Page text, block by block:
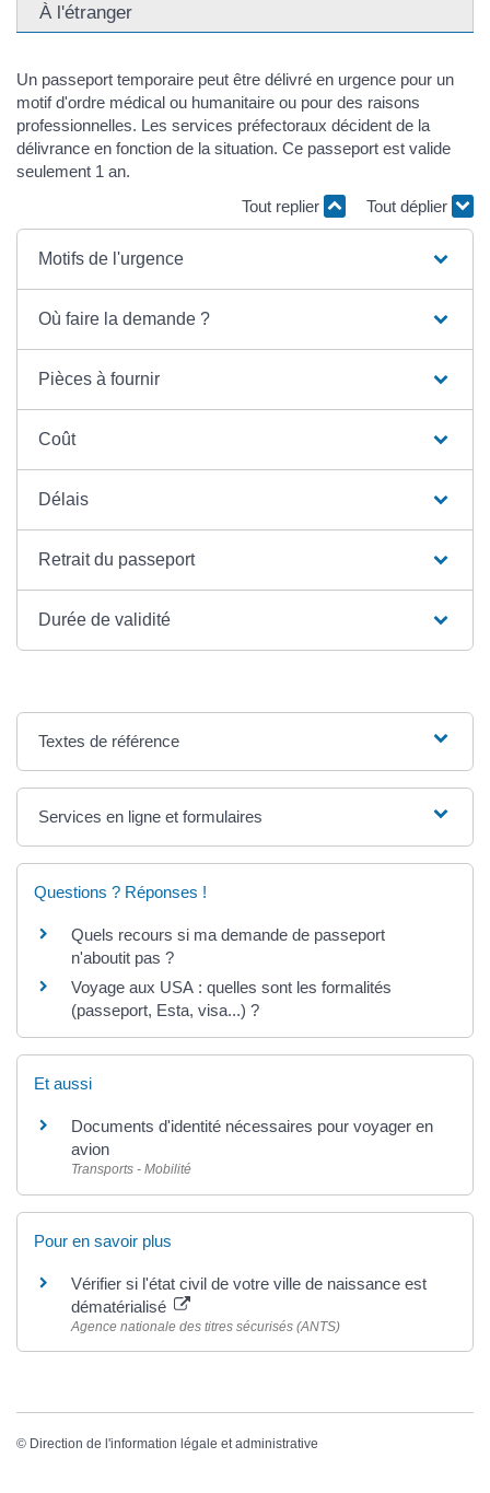
À l'étranger
Un passeport temporaire peut être délivré en urgence pour un
motif d'ordre médical ou humanitaire ou pour des raisons
professionnelles. Les services préfectoraux décident de la
délivrance en fonction de la situation. Ce passeport est valide
seulement 1 an.
Tout replier
Tout déplier
Motifs de l'urgence
Où faire la demande ?
Pièces à fournir
Coût
Délais
Retrait du passeport
Durée de validité
Textes de référence
Services en ligne et formulaires
Questions ? Réponses !
Quels recours si ma demande de passeport
n'aboutit pas ?
Voyage aux USA : quelles sont les formalités
(passeport, Esta, visa...) ?
Et aussi
Documents d'identité nécessaires pour voyager en
avion
Transports - Mobilité
Pour en savoir plus
Vérifier si l'état civil de votre ville de naissance est
dématérialisé
Agence nationale des titres sécurisés (ANTS)
© Direction de l'information légale et administrative